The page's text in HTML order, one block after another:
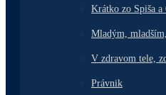
Krátko zo Spiša a
Mladým,
V zdravom tele,
Právnik